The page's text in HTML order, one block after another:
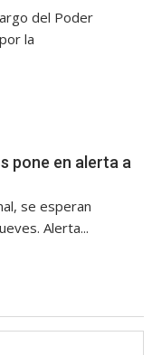
del Poder
la
pone en alerta a
se esperan
Alerta...